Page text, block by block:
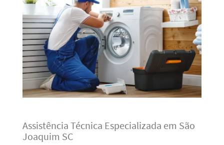
Assistência Técnica Especializada em São
Joaquim SC